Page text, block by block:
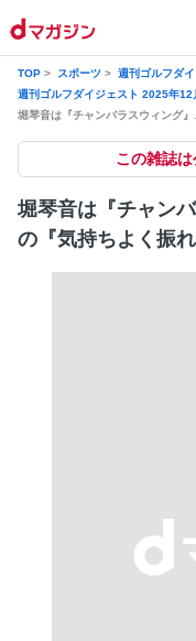
TOP スポーツ
週刊ゴルフダイ
週刊ゴルフダイジェスト 2025年12
堀琴音は『チャンバラスウィング
この雑誌
堀琴音は『チャン
の『気持ちよく振